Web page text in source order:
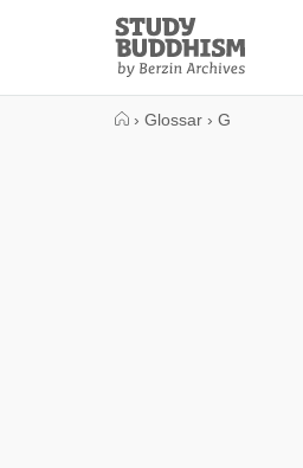
Study
Buddhism
Home
› Glossar › G